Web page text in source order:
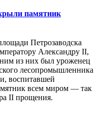
памятник
Петрозаводска
Александру II,
из них был уроженец
лесопромышленника
воспитавшей
всем миром — так
II прощения.